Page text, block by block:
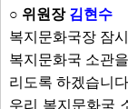
○ 위원장 김현수
복지문화국장 잠
복지문화국 소관
리도록 하겠습니
우리 복지문화국